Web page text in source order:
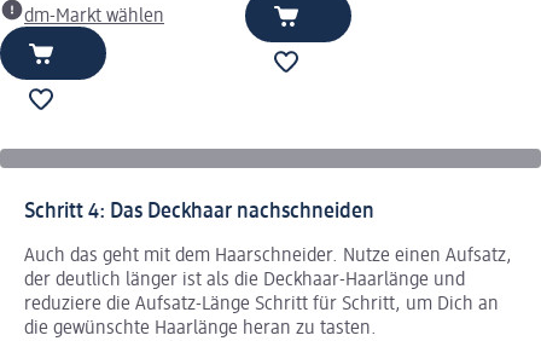
dm-Markt wählen
Schritt 4: Das Deckhaar nachschneiden
Auch das geht mit dem Haarschneider. Nutze einen Aufsatz,
der deutlich länger ist als die Deckhaar-Haarlänge und
reduziere die Aufsatz-Länge Schritt für Schritt, um Dich an
die gewünschte Haarlänge heran zu tasten.